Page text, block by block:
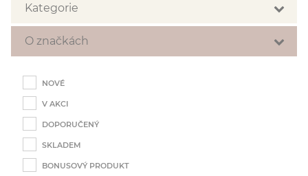
Profesionální produkty
Kategorie
Čištění
Ampule
Smart Nature
Elements of Nature
Hydro Active
Vitamin Infusion
Pro Collagen
O značkách
O značkách
NOVÉ
V AKCI
DOPORUČENÝ
SKLADEM
BONUSOVÝ PRODUKT